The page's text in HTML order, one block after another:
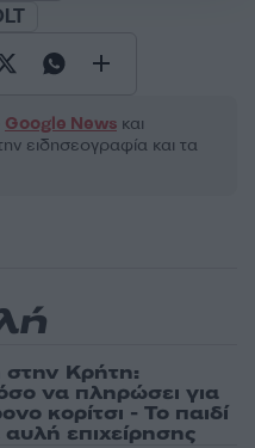
Google News και
ειδησεογραφία και τα
στην Κρήτη:
να πληρώσει για
κορίτσι - Το παιδί
επιχείρησης